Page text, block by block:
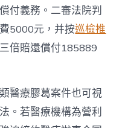
付義務。二審法院判
5000元，并按巡檢推
倍賠還償付185889
醫療膠葛案件也可視
。若醫療機構為營利